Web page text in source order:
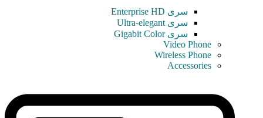
سری Enterprise HD
سری Ultra-elegant
سری Gigabit Color
Video Phone
Wireless Phone
Accessories